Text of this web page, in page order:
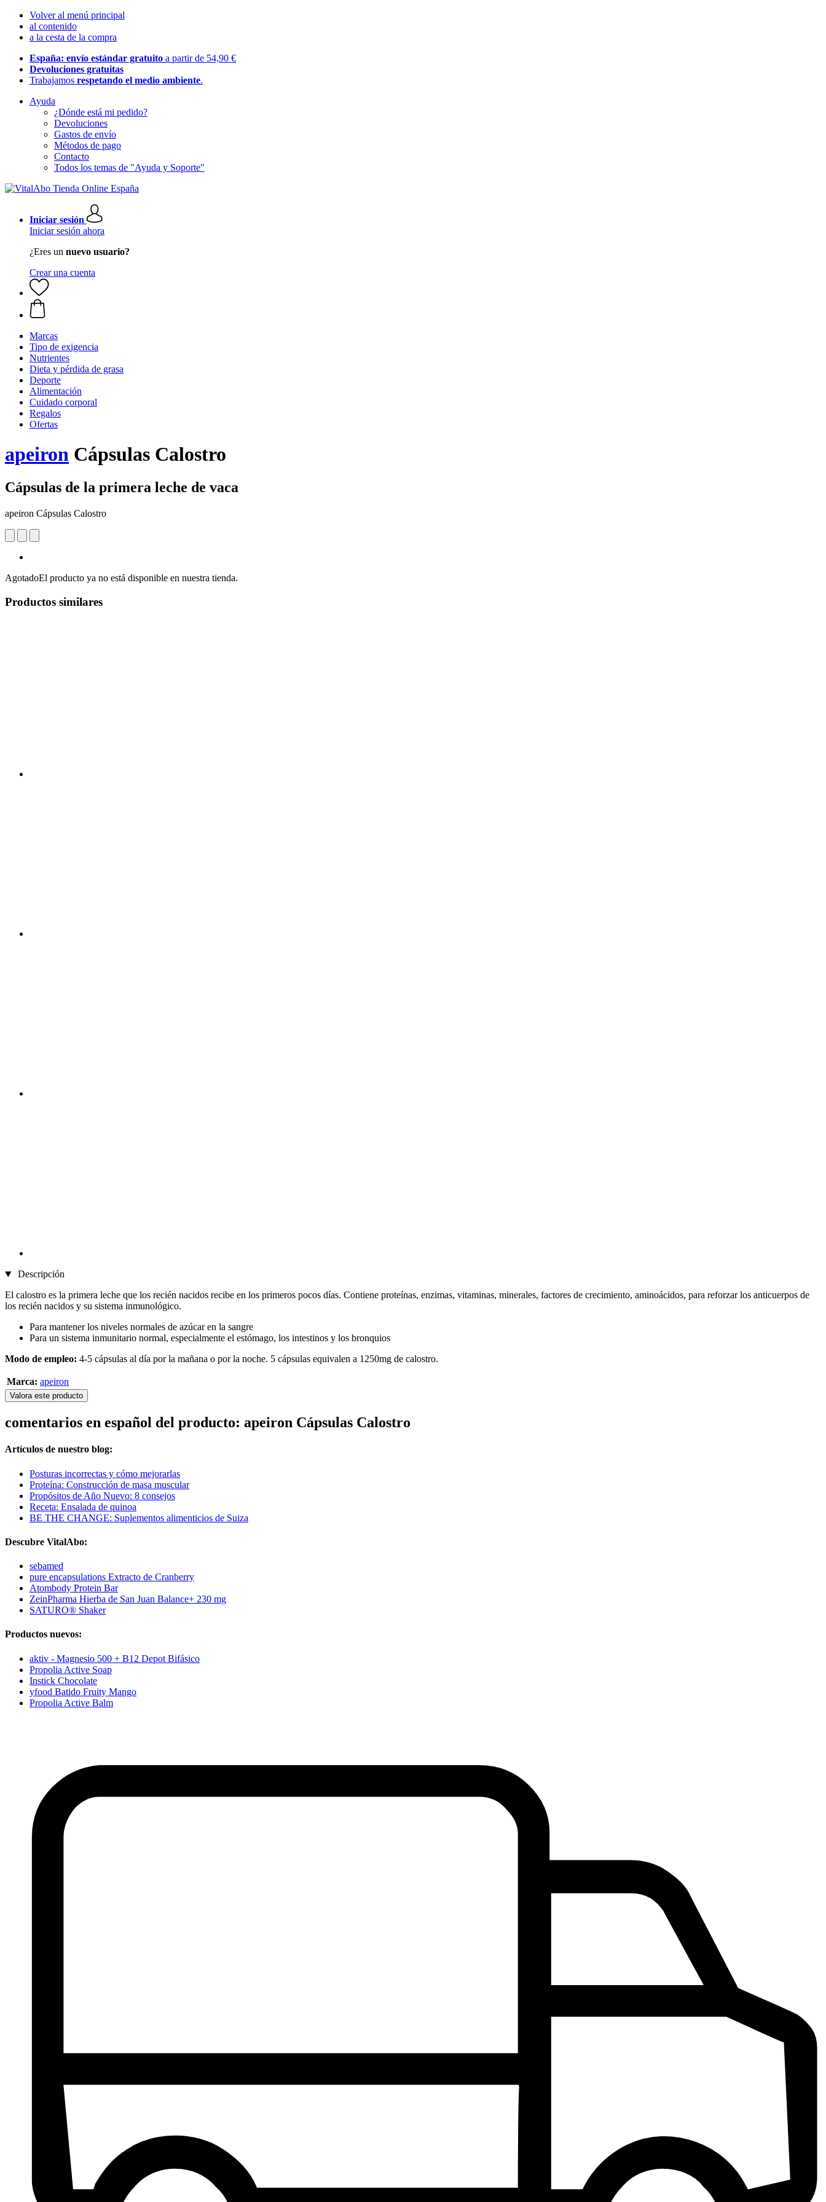
Volver al menú principal
al contenido
a la cesta de la compra
España: envío estándar gratuito a partir de 54,90 €
Devoluciones gratuitas
Trabajamos respetando el medio ambiente.
Ayuda
¿Dónde está mi pedido?
Devoluciones
Gastos de envío
Métodos de pago
Contacto
Todos los temas de "Ayuda y Soporte"
Iniciar sesión
Iniciar sesión ahora
¿Eres un nuevo usuario?
Crear una cuenta
Marcas
Tipo de exigencia
Nutrientes
Dieta y pérdida de grasa
Deporte
Alimentación
Cuidado corporal
Regalos
Ofertas
apeiron Cápsulas Calostro
Cápsulas de la primera leche de vaca
apeiron Cápsulas Calostro
AgotadoEl producto ya no está disponible en nuestra tienda.
Productos similares
Descripción
El calostro es la primera leche que los recién nacidos recibe en los primeros pocos días. Contiene proteínas, enzimas, vitaminas, minerales, factores de crecimiento, aminoácidos, para reforzar los anticuerpos de
los recién nacidos y su sistema inmunológico.
Para mantener los niveles normales de azúcar en la sangre
Para un sistema inmunitario normal, especialmente el estómago, los intestinos y los bronquios
Modo de empleo: 4-5 cápsulas al día por la mañana o por la noche. 5 cápsulas equivalen a 1250mg de calostro.
Marca: apeiron
Valora este producto
comentarios en español del producto: apeiron Cápsulas Calostro
Artículos de nuestro blog:
Posturas incorrectas y cómo mejorarlas
Proteína: Construcción de masa muscular
Propósitos de Año Nuevo: 8 consejos
Receta: Ensalada de quinoa
BE THE CHANGE: Suplementos alimenticios de Suiza
Descubre VitalAbo:
sebamed
pure encapsulations Extracto de Cranberry
Atombody Protein Bar
ZeinPharma Hierba de San Juan Balance+ 230 mg
SATURO® Shaker
Productos nuevos:
aktiv - Magnesio 500 + B12 Depot Bifásico
Propolia Active Soap
Instick Chocolate
yfood Batido Fruity Mango
Propolia Active Balm